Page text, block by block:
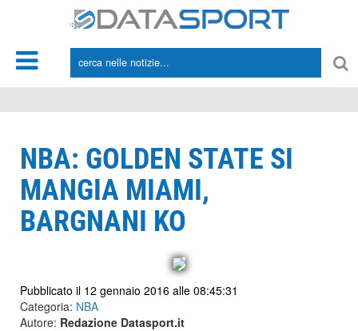
NBA: GOLDEN STATE SI
MANGIA MIAMI,
BARGNANI KO
Pubblicato il 12 gennaio 2016 alle 08:45:31
Categoria: NBA
Autore: Redazione Datasport.it